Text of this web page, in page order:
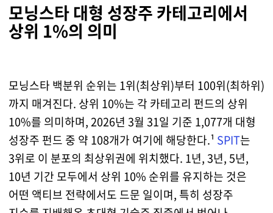
모닝스타 대형 성장주 카테고리에서
상위 1%의 의미
모닝스타 백분위 순위는 1위(최상위)부터 100위(최하위)
까지 매겨진다. 상위 10%는 각 카테고리 펀드의 상위
10%를 의미하며, 2026년 3월 31일 기준 1,077개 대형
성장주 펀드 중 약 108개가 여기에 해당한다.¹ SPIT는
3위로 이 분포의 최상위권에 위치했다. 1년, 3년, 5년,
10년 기간 모두에서 상위 10% 순위를 유지하는 것은
어떤 액티브 전략에서도 드문 일이며, 특히 성장주